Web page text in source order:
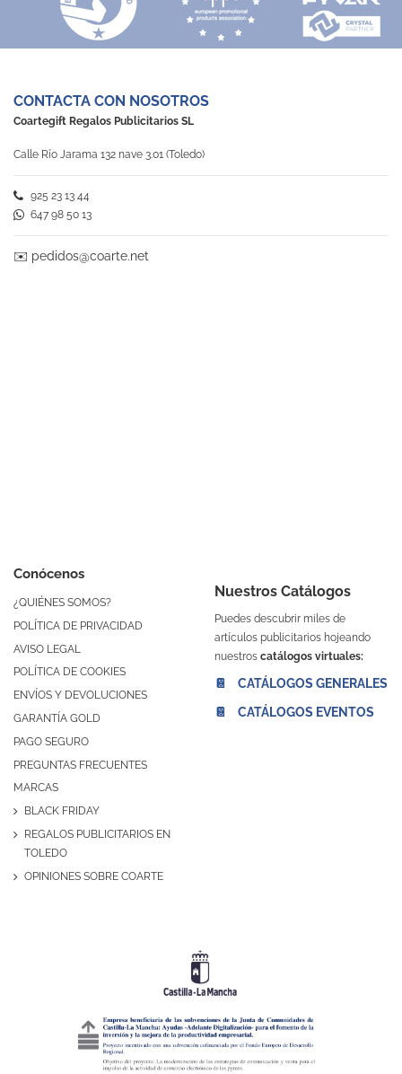
Conócenos
¿QUIÉNES SOMOS?
POLÍTICA DE PRIVACIDAD
AVISO LEGAL
POLÍTICA DE COOKIES
ENVÍOS Y DEVOLUCIONES
GARANTÍA GOLD
PAGO SEGURO
PREGUNTAS FRECUENTES
MARCAS
BLACK FRIDAY
REGALOS PUBLICITARIOS EN
TOLEDO
OPINIONES SOBRE COARTE
Nuestros Catálogos
Puedes descubrir miles de
artículos publicitarios hojeando
nuestros catálogos virtuales:
📔 CATÁLOGOS GENERALES
📔 CATÁLOGOS EVENTOS
CONTACTA CON NOSOTROS
Coartegift Regalos Publicitarios SL
Calle Río Jarama 132 nave 3.01 (Toledo)
925 23 13 44
647 98 50 13
✉️ pedidos@coarte.net